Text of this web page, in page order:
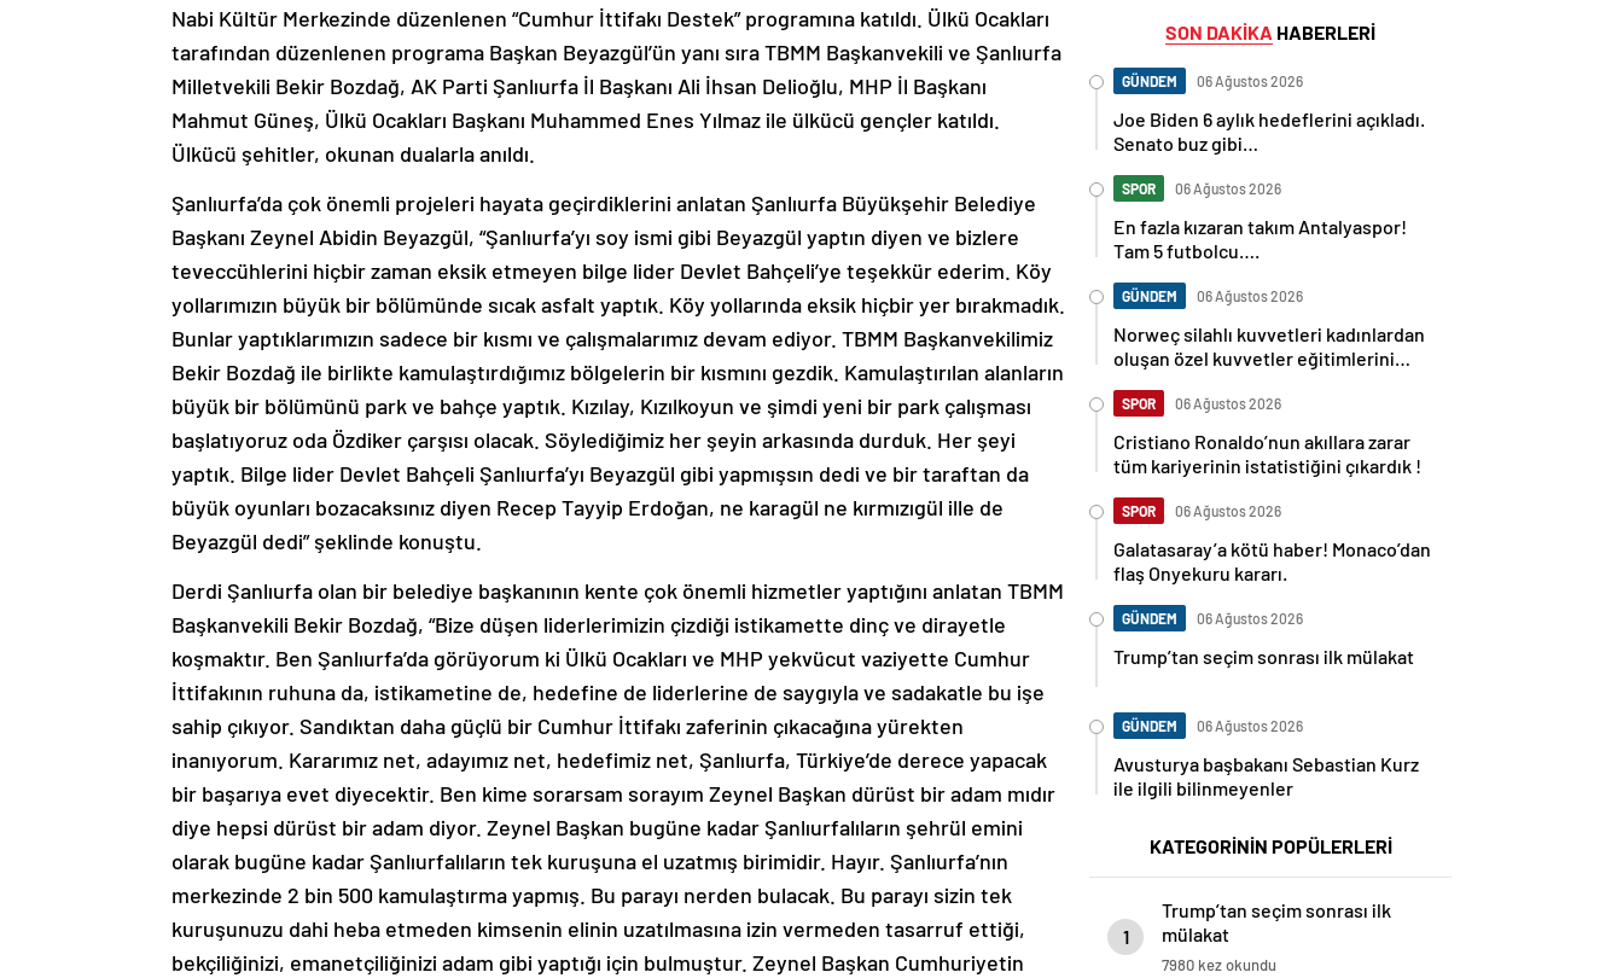
Nabi Kültür Merkezinde düzenlenen “Cumhur İttifakı Destek” programına katıldı. Ülkü Ocakları
tarafından düzenlenen programa Başkan Beyazgül’ün yanı sıra TBMM Başkanvekili ve Şanlıurfa
Milletvekili Bekir Bozdağ, AK Parti Şanlıurfa İl Başkanı Ali İhsan Delioğlu, MHP İl Başkanı
Mahmut Güneş, Ülkü Ocakları Başkanı Muhammed Enes Yılmaz ile ülkücü gençler katıldı.
Ülkücü şehitler, okunan dualarla anıldı.
Şanlıurfa’da çok önemli projeleri hayata geçirdiklerini anlatan Şanlıurfa Büyükşehir Belediye
Başkanı Zeynel Abidin Beyazgül, “Şanlıurfa’yı soy ismi gibi Beyazgül yaptın diyen ve bizlere
teveccühlerini hiçbir zaman eksik etmeyen bilge lider Devlet Bahçeli’ye teşekkür ederim. Köy
yollarımızın büyük bir bölümünde sıcak asfalt yaptık. Köy yollarında eksik hiçbir yer bırakmadık.
Bunlar yaptıklarımızın sadece bir kısmı ve çalışmalarımız devam ediyor. TBMM Başkanvekilimiz
Bekir Bozdağ ile birlikte kamulaştırdığımız bölgelerin bir kısmını gezdik. Kamulaştırılan alanların
büyük bir bölümünü park ve bahçe yaptık. Kızılay, Kızılkoyun ve şimdi yeni bir park çalışması
başlatıyoruz oda Özdiker çarşısı olacak. Söylediğimiz her şeyin arkasında durduk. Her şeyi
yaptık. Bilge lider Devlet Bahçeli Şanlıurfa’yı Beyazgül gibi yapmışsın dedi ve bir taraftan da
büyük oyunları bozacaksınız diyen Recep Tayyip Erdoğan, ne karagül ne kırmızıgül ille de
Beyazgül dedi” şeklinde konuştu.
Derdi Şanlıurfa olan bir belediye başkanının kente çok önemli hizmetler yaptığını anlatan TBMM
Başkanvekili Bekir Bozdağ, “Bize düşen liderlerimizin çizdiği istikamette dinç ve dirayetle
koşmaktır. Ben Şanlıurfa’da görüyorum ki Ülkü Ocakları ve MHP yekvücut vaziyette Cumhur
İttifakının ruhuna da, istikametine de, hedefine de liderlerine de saygıyla ve sadakatle bu işe
sahip çıkıyor. Sandıktan daha güçlü bir Cumhur İttifakı zaferinin çıkacağına yürekten
inanıyorum. Kararımız net, adayımız net, hedefimiz net, Şanlıurfa, Türkiye’de derece yapacak
bir başarıya evet diyecektir. Ben kime sorarsam sorayım Zeynel Başkan dürüst bir adam mıdır
diye hepsi dürüst bir adam diyor. Zeynel Başkan bugüne kadar Şanlıurfalıların şehrül emini
olarak bugüne kadar Şanlıurfalıların tek kuruşuna el uzatmış birimidir. Hayır. Şanlıurfa’nın
merkezinde 2 bin 500 kamulaştırma yapmış. Bu parayı nerden bulacak. Bu parayı sizin tek
kuruşunuzu dahi heba etmeden kimsenin elinin uzatılmasına izin vermeden tasarruf ettiği,
bekçiliğinizi, emanetçiliğinizi adam gibi yaptığı için bulmuştur. Zeynel Başkan Cumhuriyetin
SON DAKİKA HABERLERİ
GÜNDEM 06 Ağustos 2026
Joe Biden 6 aylık hedeflerini açıkladı.
Senato buz gibi…
SPOR 06 Ağustos 2026
En fazla kızaran takım Antalyaspor!
Tam 5 futbolcu….
GÜNDEM 06 Ağustos 2026
Norweç silahlı kuvvetleri kadınlardan
oluşan özel kuvvetler eğitimlerini
SPOR 06 Ağustos 2026
Cristiano Ronaldo’nun akıllara zarar
tüm kariyerinin istatistiğini çıkardık !
SPOR 06 Ağustos 2026
Galatasaray’a kötü haber! Monaco’dan
flaş Onyekuru kararı.
GÜNDEM 06 Ağustos 2026
Trump’tan seçim sonrası ilk mülakat
GÜNDEM 06 Ağustos 2026
Avusturya başbakanı Sebastian Kurz
ile ilgili bilinmeyenler
KATEGORİNİN POPÜLERLERİ
1
Trump’tan seçim sonrası ilk
mülakat
7980 kez okundu